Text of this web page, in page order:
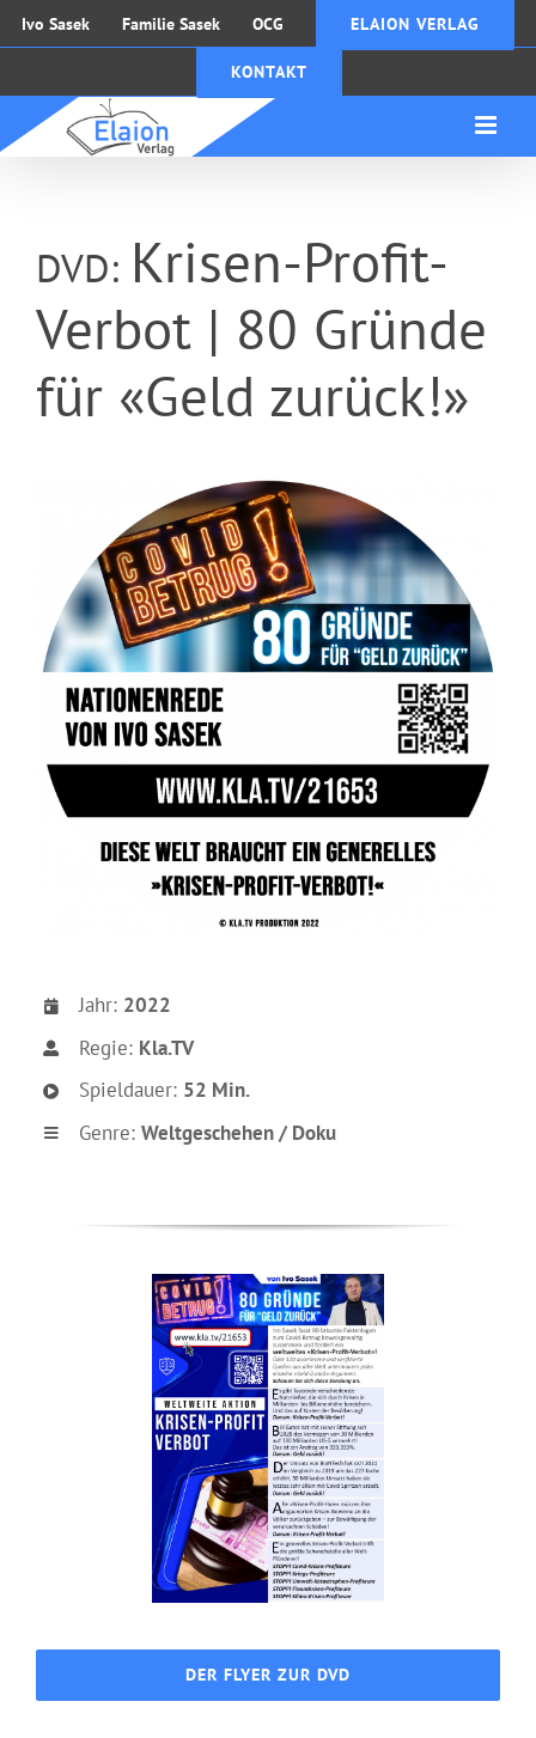
Zum
Inhalt
Ivo Sasek Familie Sasek OCG ELAION VERLAG
KONTAKT
DVD: Krisen-Profit-
Verbot | 80 Gründe
für «Geld zurück!»
Jahr: 2022
Regie: Kla.TV
Spieldauer: 52 Min.
Genre: Weltgeschehen / Doku
DER FLYER ZUR DVD